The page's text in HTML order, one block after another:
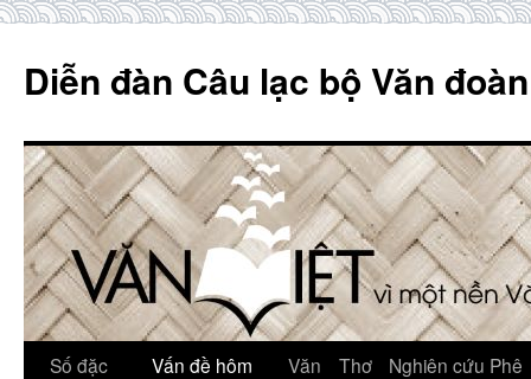
content
Diễn đàn Câu lạc bộ Văn
Số đặc
Vấn đề hôm
Văn Thơ
Nghiên cứu Phê